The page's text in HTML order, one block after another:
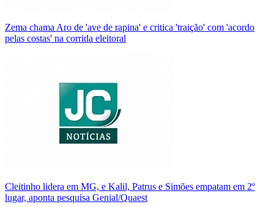
Zema chama Aro de 'ave de rapina' e critica 'traição' com 'acordo
pelas costas' na corrida eleitoral
Cleitinho lidera em MG, e Kalil, Patrus e Simões empatam em 2º
lugar, aponta pesquisa Genial/Quaest